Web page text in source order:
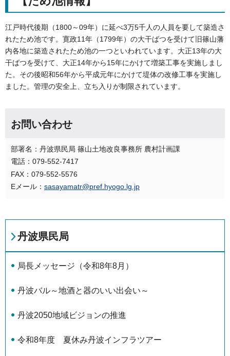
江戸時代後期（1800～09年）に延べ3万5千人の人員を要して築造さ
れたため池です。寛政11年（1799年）の大干ばつを受けて旧篠山藩
内各地に築造されたため池の一つといわれています。大正13年の大
干ばつを受けて、大正14年から15年にかけて増築工事を実施しまし
た。その後昭和56年から平成元年にかけて堤体の改修工事を実施し
ました。管理の安全上、立ち入りが制限されています。
お問い合わせ
部署名：丹波県民局 篠山土地改良事務所 農村計画課
電話：079-552-7417
FAX：079-552-5576
Eメール： sasayamatr@pref.hyogo.lg.jp
丹波県民局
局長メッセージ（令和8年8月）
丹波バル～地酒と器のいい出会い～
丹波2050地域ビジョンの推進
令和8年度 夏休み丹波インフラツアー